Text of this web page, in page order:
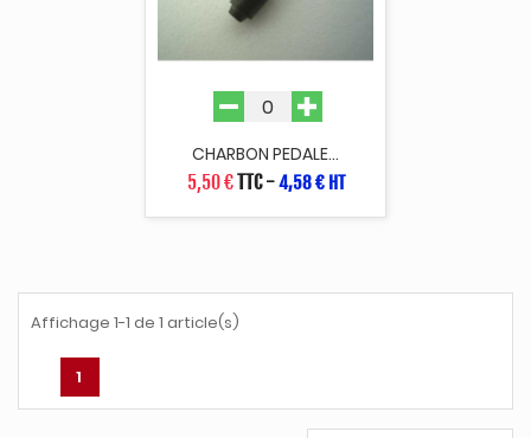
CHARBON PEDALE...
5,50 €TTC-4,58 € HT
Affichage 1-1 de 1 article(s)
1